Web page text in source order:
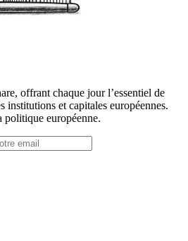
offrant chaque jour l’essentiel de
institutions et capitales européennes.
politique européenne.